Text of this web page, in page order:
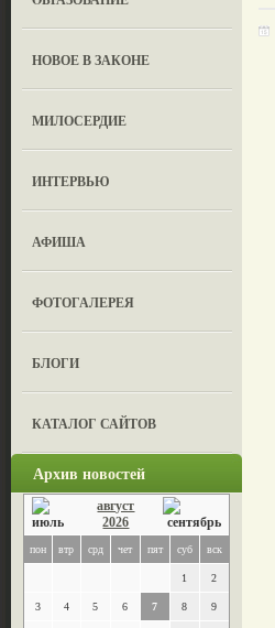
НОВОЕ В ЗАКОНЕ
МИЛОСЕРДИЕ
ИНТЕРВЬЮ
АФИША
ФОТОГАЛЕРЕЯ
БЛОГИ
КАТАЛОГ САЙТОВ
Архив новостей
август
2026
пон втр срд чет пят суб вск
1 2
3 4 5 6 7 8 9